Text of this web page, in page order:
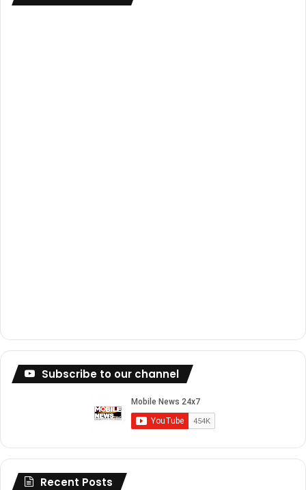
Subscribe to our channel
Recent Posts